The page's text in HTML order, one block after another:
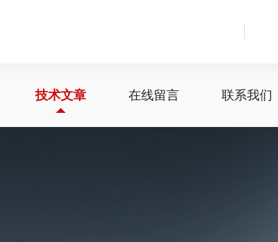
技术文章 在线留言 联系我们